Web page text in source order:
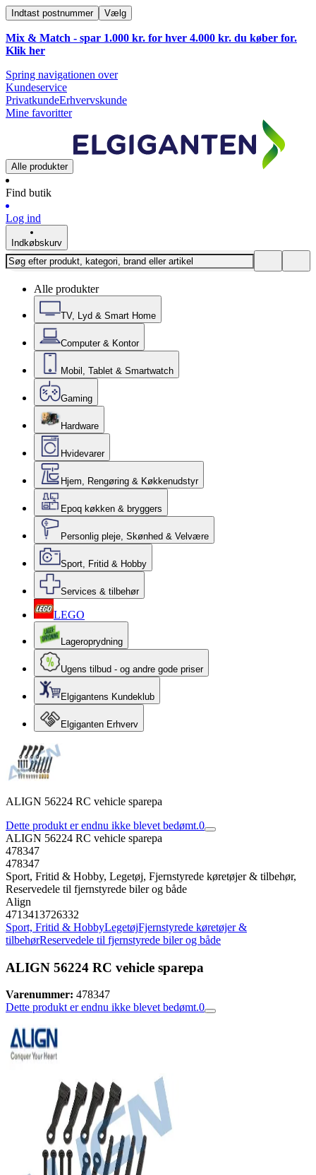
Indtast postnummer Vælg
Mix & Match - spar 1.000 kr. for hver 4.000 kr. du køber for.
Klik her
Spring navigationen over
Kundeservice
PrivatkundeErhvervskunde
Mine favoritter
Alle produkter
Find butik
Log ind
Indkøbskurv
Alle produkter
TV, Lyd & Smart Home
Computer & Kontor
Mobil, Tablet & Smartwatch
Gaming
Hardware
Hvidevarer
Hjem, Rengøring & Køkkenudstyr
Epoq køkken & bryggers
Personlig pleje, Skønhed & Velvære
Sport, Fritid & Hobby
Services & tilbehør
LEGO
Lageroprydning
Ugens tilbud - og andre gode priser
Elgigantens Kundeklub
Elgiganten Erhverv
ALIGN 56224 RC vehicle sparepa
Dette produkt er endnu ikke blevet bedømt.0
ALIGN 56224 RC vehicle sparepa
478347
478347
Sport, Fritid & Hobby, Legetøj, Fjernstyrede køretøjer & tilbehør,
Reservedele til fjernstyrede biler og både
Align
4713413726332
Sport, Fritid & HobbyLegetøjFjernstyrede køretøjer &
tilbehørReservedele til fjernstyrede biler og både
ALIGN 56224 RC vehicle sparepa
Varenummer: 478347
Dette produkt er endnu ikke blevet bedømt.0